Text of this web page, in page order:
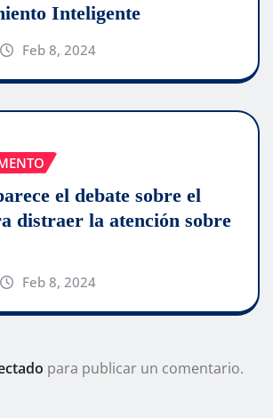
Inteligente
Feb 8, 2024
el debate sobre el
distraer la atención sobre
Feb 8, 2024
para publicar un comentario.